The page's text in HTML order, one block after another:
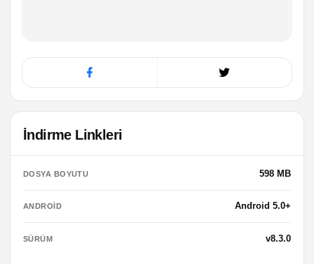
İndirme Linkleri
DOSYA BOYUTU 598 MB
ANDROID Android 5.0+
SÜRÜM v8.3.0